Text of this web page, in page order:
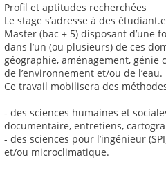
Profil et aptitudes recherchées
Le stage s’adresse à des
Master (bac + 5) disposant d’une
dans l’un (ou plusieurs) de ces
géographie, aménagement, génie
de l’environnement et/ou de l’eau.
Ce travail mobilisera des
- des sciences humaines et
documentaire, entretiens,
- des sciences pour l’ingénieur
et/ou microclimatique.